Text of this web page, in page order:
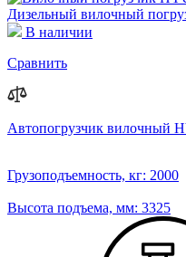
Дизельный вилочный
В наличии
Сравнить
Автопогрузчик вилочный
Грузоподъемность, кг: 2000
Высота подъема, мм: 3325